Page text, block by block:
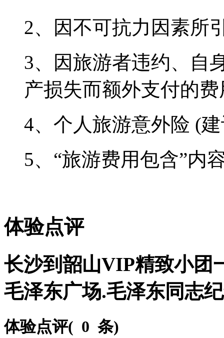
2、因不可抗力因素所
3、因旅游者违约、自
产损失而额外支付的
4、个人旅游意外险 (
5、“旅游费用包含”内
体验点评
长沙到韶山VIP精致小团
毛泽东广场.毛泽东同志
体验点评( 0 条)